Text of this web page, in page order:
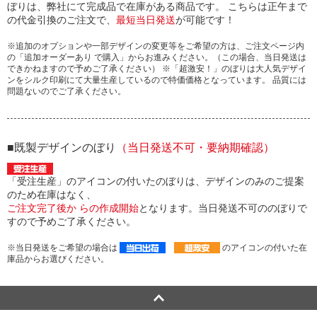
ぼりは、弊社にて完成品で在庫がある商品です。 こちらは正午まで
の代金引換のご注文で、 最短当日発送が可能です！
※追加のオプションや一部デザインの変更等をご希望の方は、ご注文ページ内
の「追加オーダーあり で購入」からお進みください。（この場合、当日発送は
できかねますので予めご了承ください） ※「超激安！」のぼりは大人気デザイ
ンをシルク印刷にて大量生産しているので特価価格となっています。 品質には
問題ないのでご了承ください。
■既製デザインのぼり （当日発送不可・要納期確認）
「受注生産」のアイコンの付いたのぼりは、デザインのみのご提案
のため在庫はなく、
ご注文完了後か らの作成開始となります。当日発送不可ののぼりで
すので予めご了承ください。
※当日発送をご希望の場合は
のアイコンの付いた在
庫品からお選びください。